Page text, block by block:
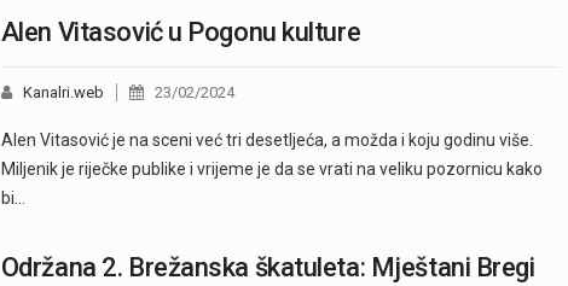
Alen Vitasović u Pogonu kulture
Kanalri.web 23/02/2024
Alen Vitasović je na sceni već tri desetljeća, a možda i koju godinu više.
Miljenik je riječke publike i vrijeme je da se vrati na veliku pozornicu kako
bi…
Održana 2. Brežanska škatuleta: Mještani Bregi